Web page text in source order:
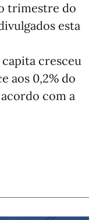
trimestre do
esta
cresceu
aos 0,2% do
com a